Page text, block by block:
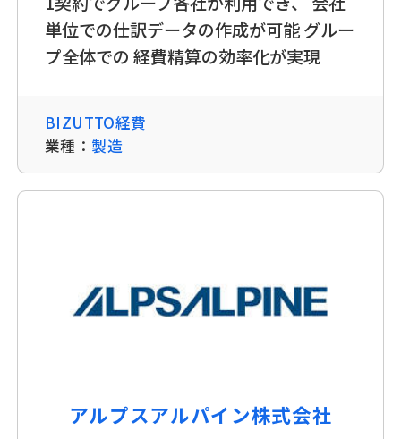
単位での仕訳データの作成が可能 グルー
プ全体での 経費精算の効率化が実現
BIZUTTO経費
業種： 製造
アルプスアルパイン株式会社